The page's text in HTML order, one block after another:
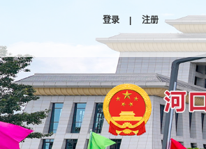
登录 |
注册